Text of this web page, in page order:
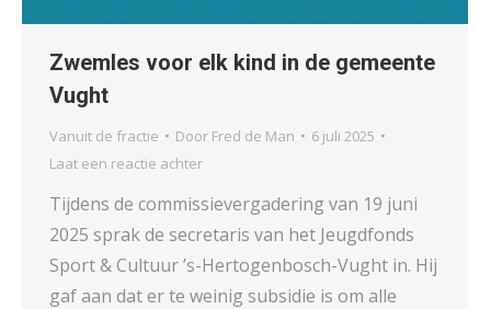
Zwemles voor elk kind in de gemeente
Vught
Vanuit de fractie Door Fred de Man
6 juli 2025
Laat een reactie achter
Tijdens de commissievergadering van 19 juni
2025 sprak de secretaris van het Jeugdfonds
Sport & Cultuur ’s-Hertogenbosch-Vught in. Hij
gaf aan dat er te weinig subsidie is om alle